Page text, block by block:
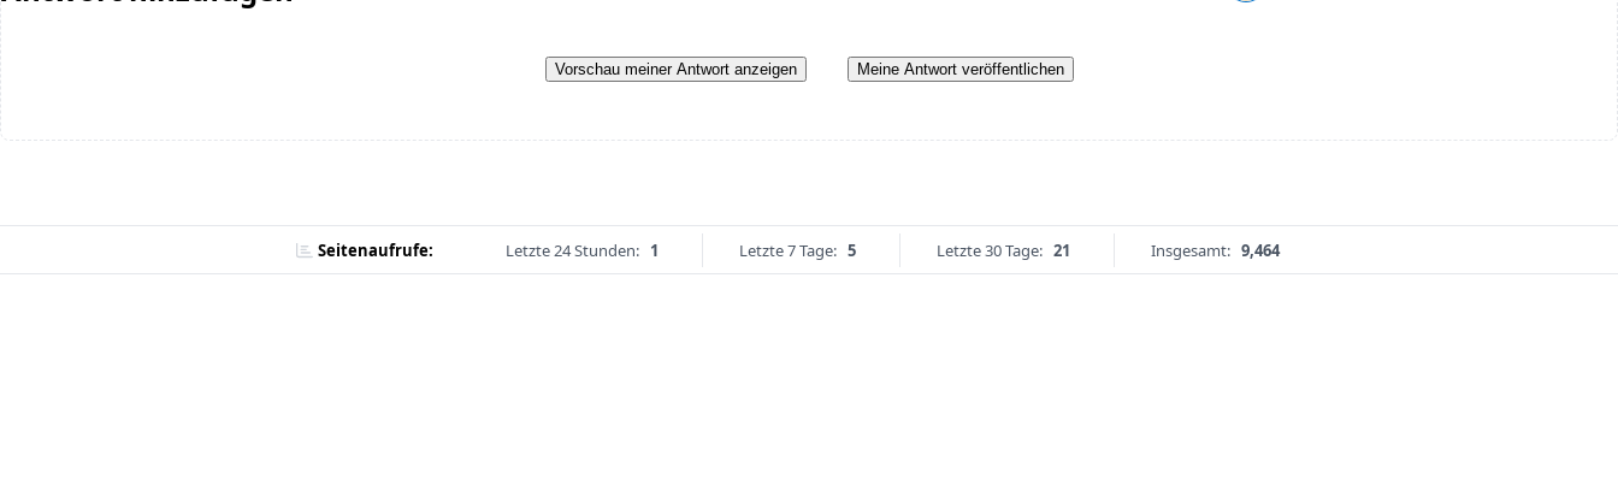
Vorschau meiner Antwort anzeigen Meine Antwort veröffentlichen
Seitenaufrufe: Letzte 24 Stunden: 1 Letzte 7 Tage: 5 Letzte 30 Tage: 21 Insgesamt: 9,464